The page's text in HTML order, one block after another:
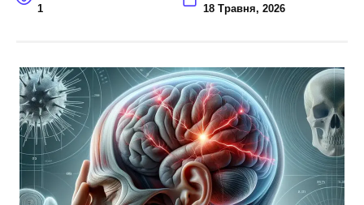
1 18 Травня, 2026